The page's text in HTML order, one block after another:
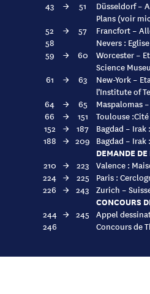
43
→ 51
Düsseldorf –
Plans (voir
52
→ 57
Francfort –
58
Nevers :
59
→ 60
Worcester –
Science
61
→ 63
New-York –
l’Institute of
64
→ 65
Maspalomas
66
→ 151
Toulouse
152
→ 187
Bagdad –
188 → 209 Bagdad –
DEMANDE
210 → 223 Valence :
224 → 225
Paris :
226 → 243 Zurich –
CONCOURS
244 → 245 Appel
246
Concours de